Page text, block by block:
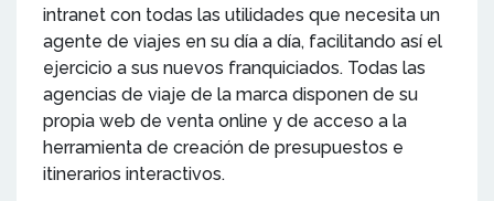
intranet con todas las utilidades que necesita un
agente de viajes en su día a día, facilitando así el
ejercicio a sus nuevos franquiciados. Todas las
agencias de viaje de la marca disponen de su
propia web de venta online y de acceso a la
herramienta de creación de presupuestos e
itinerarios interactivos.